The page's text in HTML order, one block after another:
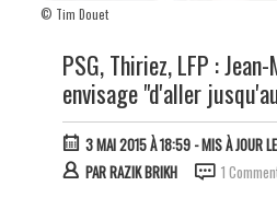
© Tim Douet
PSG, Thiriez, LFP :
envisage "d'aller
3 MAI 2015 À 18:59- MIS À JOUR
PARRAZIK BRIKH 1